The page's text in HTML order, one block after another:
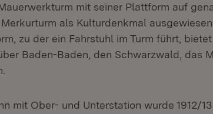
mit seiner Plattform auf
als Kulturdenkmal
zu der ein Fahrstuhl im Turm führt,
Baden-Baden, den Schwarzwald, das
mit Ober- und Unterstation wurde 1912/